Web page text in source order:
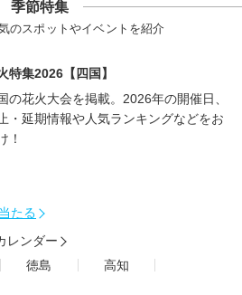
季節特集
のスポットやイベントを紹介
特集2026【四国】
の花火大会を掲載。2026年の開催日、
・延期情報や人気ランキングなどをお
！
たる
レンダー
徳島 高知